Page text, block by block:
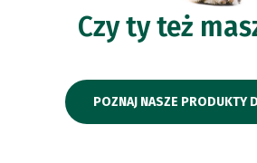
Czy ty też
POZNAJ NASZE PRODUKTY